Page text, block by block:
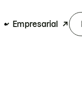
Empresarial